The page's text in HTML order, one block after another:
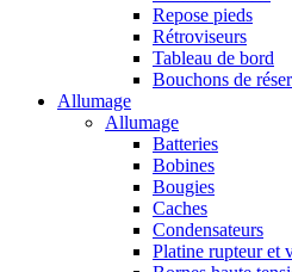
Repose pieds
Rétroviseurs
Tableau de bord
Bouchons de
Allumage
Allumage
Batteries
Bobines
Bougies
Caches
Condensateurs
Platine rupteur et